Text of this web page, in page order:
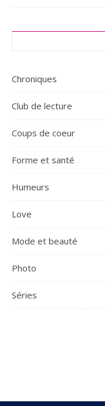
Chroniques
Club de lecture
Coups de coeur
Forme et santé
Humeurs
Love
Mode et beauté
Photo
Séries